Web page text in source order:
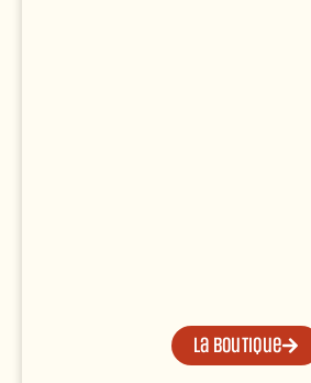
La boutique